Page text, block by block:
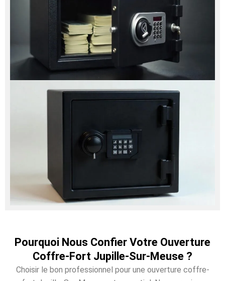
Pourquoi Nous Confier Votre Ouverture
Coffre-Fort Jupille-Sur-Meuse ?
Choisir le bon professionnel pour une ouverture coffre-